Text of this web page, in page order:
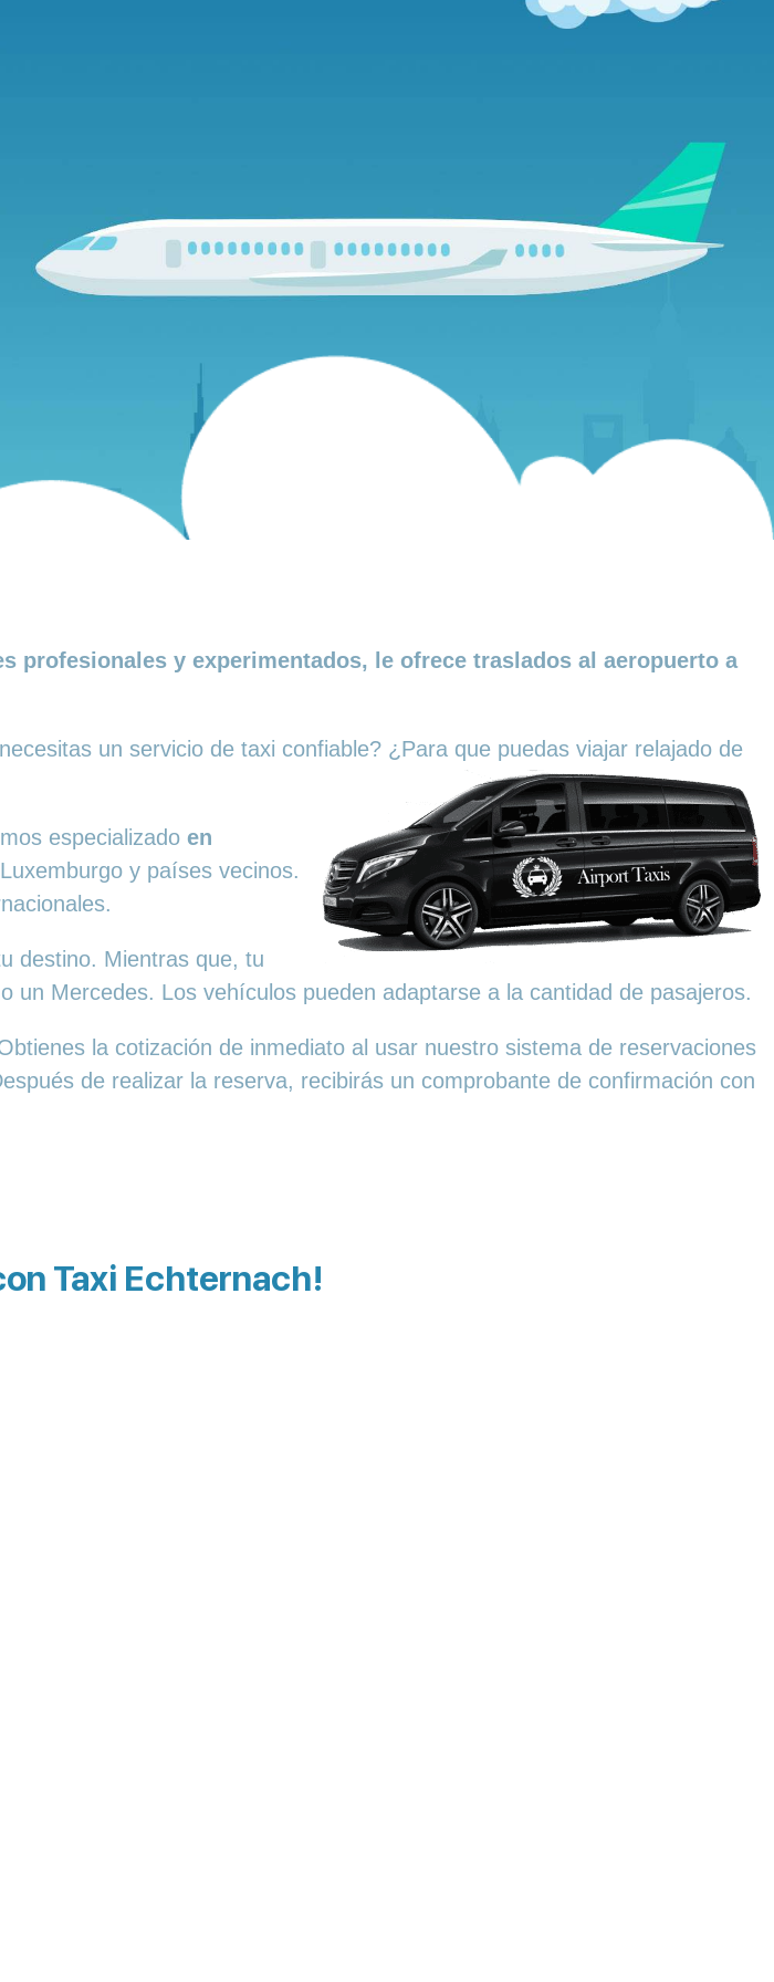
profesionales y experimentados, le ofrece traslados al aeropuerto a
un servicio de taxi confiable? ¿Para que puedas viajar relajado de
especializado en
y países vecinos.
destino. Mientras que, tu
Mercedes. Los vehículos pueden adaptarse a la cantidad de pasajeros.
la cotización de inmediato al usar nuestro sistema de reservaciones
de realizar la reserva, recibirás un comprobante de confirmación con
Taxi Echternach!